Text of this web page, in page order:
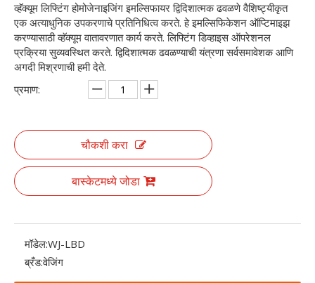
व्हॅक्यूम लिफ्टिंग होमोजेनाइजिंग इमल्सिफायर द्विदिशात्मक ढवळणे वैशिष्ट्यीकृत
एक अत्याधुनिक उपकरणाचे प्रतिनिधित्व करते. हे इमल्सिफिकेशन ऑप्टिमाइझ
करण्यासाठी व्हॅक्यूम वातावरणात कार्य करते. लिफ्टिंग डिव्हाइस ऑपरेशनल
प्रक्रिया सुव्यवस्थित करते. द्विदिशात्मक ढवळण्याची यंत्रणा सर्वसमावेशक आणि
अगदी मिश्रणाची हमी देते.
प्रमाण:
चौकशी करा
बास्केटमध्ये जोडा
मॉडेल:WJ-LBD
ब्रँड:वेजिंग